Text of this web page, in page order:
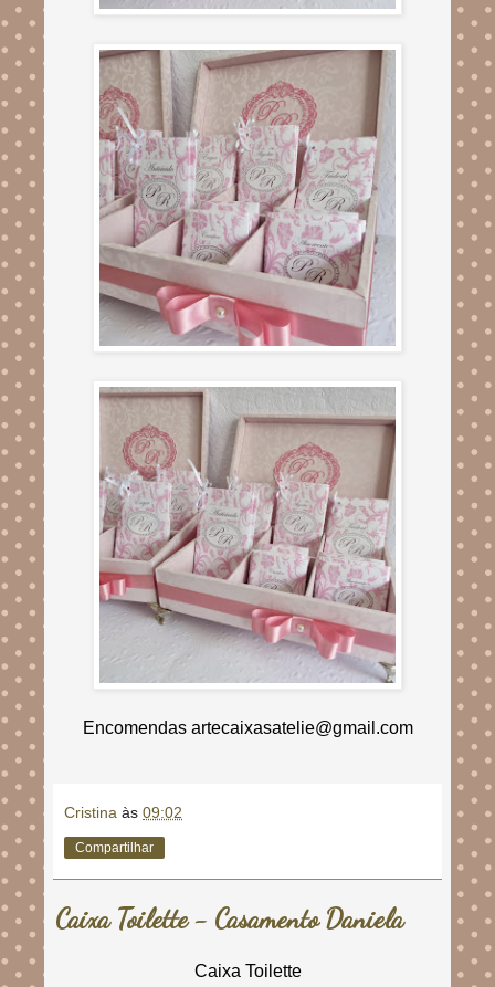
Encomendas artecaixasatelie@gmail.com
Cristina às 09:02
Compartilhar
Caixa Toilette - Casamento Daniela
Caixa Toilette